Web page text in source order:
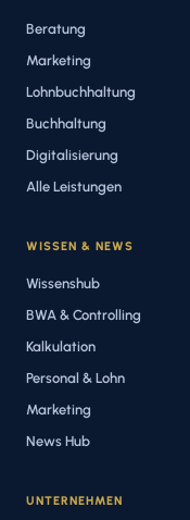
Beratung
Marketing
Lohnbuchhaltung
Buchhaltung
Digitalisierung
Alle Leistungen
WISSEN & NEWS
Wissenshub
BWA & Controlling
Kalkulation
Personal & Lohn
Marketing
News Hub
UNTERNEHMEN